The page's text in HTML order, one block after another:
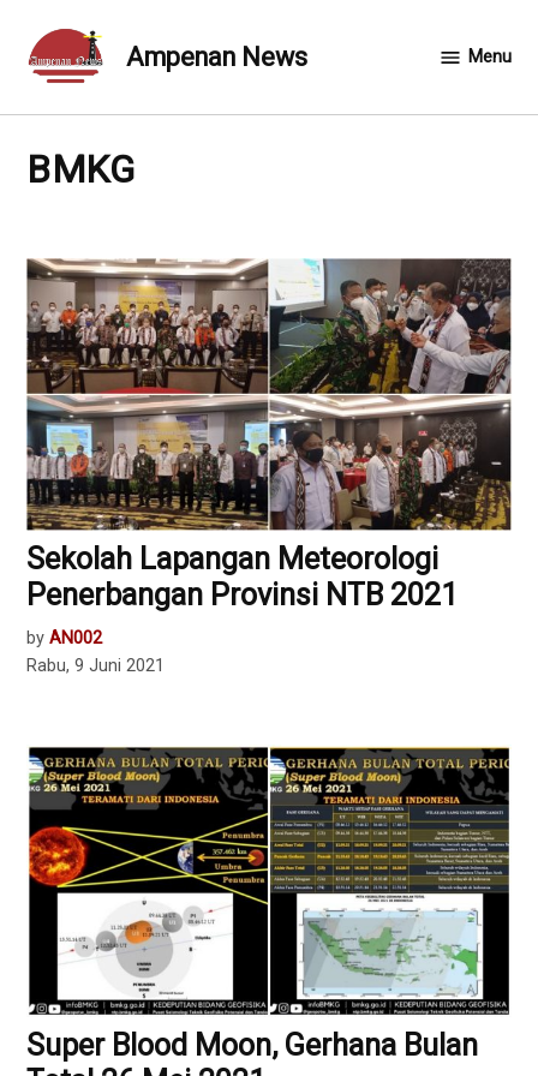
content
Ampenan News Menu
BMKG
Sekolah Lapangan Meteorologi
Penerbangan Provinsi NTB 2021
by AN002
Rabu, 9 Juni 2021
Super Blood Moon, Gerhana Bulan